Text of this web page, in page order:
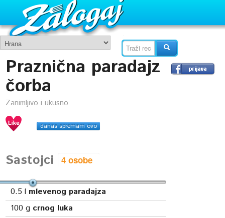
Praznična paradajz
čorba
Zanimljivo i ukusno
danas spremam ovo
Sastojci
0.5 l mlevenog paradajza
100 g crnog luka